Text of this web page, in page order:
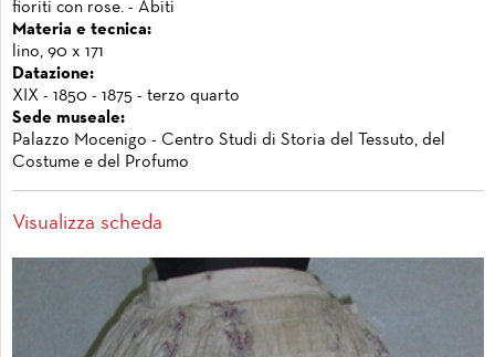
fioriti con rose. - Abiti
Materia e tecnica:
lino, 90 x 171
Datazione:
XIX - 1850 - 1875 - terzo quarto
Sede museale:
Palazzo Mocenigo - Centro Studi di Storia del Tessuto, del
Costume e del Profumo
Visualizza scheda